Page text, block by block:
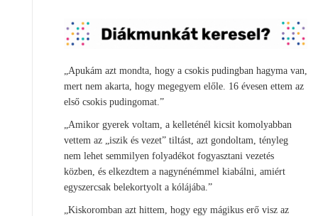
„Apukám azt mondta, hogy a csokis pudingban hagyma van,
mert nem akarta, hogy megegyem előle. 16 évesen ettem az
első csokis pudingomat.”
„Amikor gyerek voltam, a kelleténél kicsit komolyabban
vettem az „iszik és vezet” tiltást, azt gondoltam, tényleg
nem lehet semmilyen folyadékot fogyasztani vezetés
közben, és elkezdtem a nagynénémmel kiabálni, amiért
egyszercsak belekortyolt a kólájába.”
„Kiskoromban azt hittem, hogy egy mágikus erő visz az